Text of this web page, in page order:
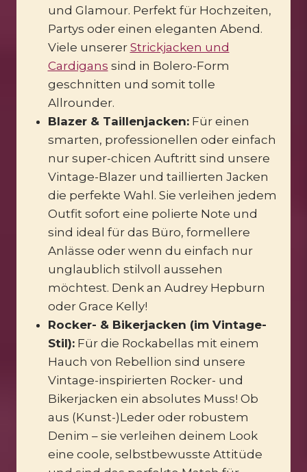
und Glamour. Perfekt für Hochzeiten,
Partys oder einen eleganten Abend.
Viele unserer Strickjacken und
Cardigans sind in Bolero-Form
geschnitten und somit tolle
Allrounder.
Blazer & Taillenjacken:Für einen
smarten, professionellen oder einfach
nur super-chicen Auftritt sind unsere
Vintage-Blazer und taillierten Jacken
die perfekte Wahl. Sie verleihen jedem
Outfit sofort eine polierte Note und
sind ideal für das Büro, formellere
Anlässe oder wenn du einfach nur
unglaublich stilvoll aussehen
möchtest. Denk an Audrey Hepburn
oder Grace Kelly!
Rocker- & Bikerjacken (im Vintage-
Stil):Für die Rockabellas mit einem
Hauch von Rebellion sind unsere
Vintage-inspirierten Rocker- und
Bikerjacken ein absolutes Muss! Ob
aus (Kunst-)Leder oder robustem
Denim – sie verleihen deinem Look
eine coole, selbstbewusste Attitüde